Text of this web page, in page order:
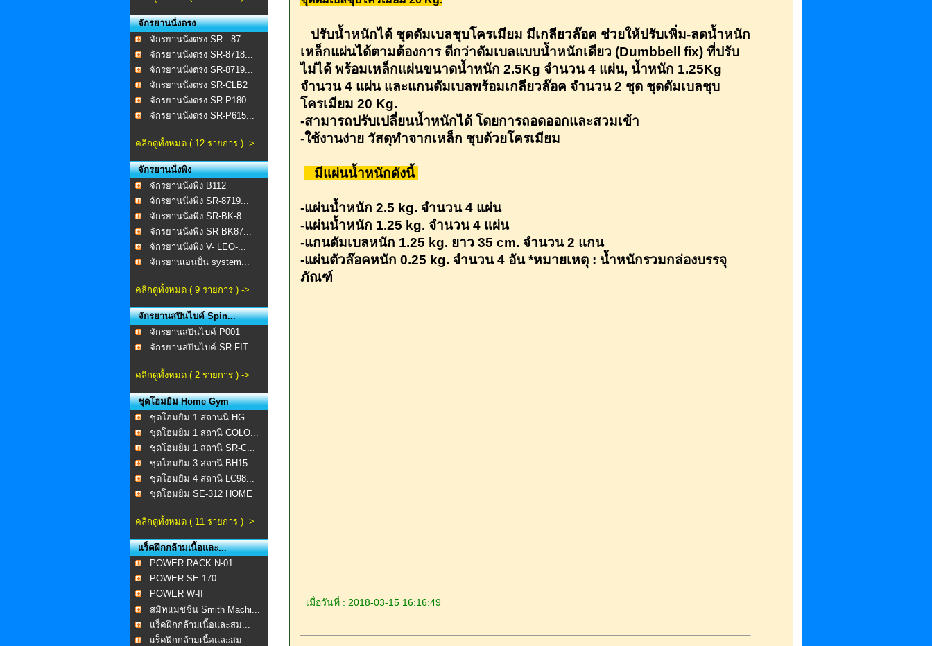
จักรยานนั่งตรง
จักรยานนั่งตรง SR - 87...
จักรยานนั่งตรง SR-8718...
จักรยานนั่งตรง SR-8719...
จักรยานนั่งตรง SR-CLB2
จักรยานนั่งตรง SR-P180
จักรยานนั่งตรง SR-P615...
คลิกดูทั้งหมด ( 12 รายการ ) ->
จักรยานนั่งพิง
จักรยานนั่งพิง B112
จักรยานนั่งพิง SR-8719...
จักรยานนั่งพิง SR-BK-8...
จักรยานนั่งพิง SR-BK87...
จักรยานนั่งพิง V- LEO-...
จักรยานเอนปั่น system...
คลิกดูทั้งหมด ( 9 รายการ ) ->
จักรยานสปินไบค์ Spin...
จักรยานสปินไบค์ P001
จักรยานสปินไบค์ SR FIT...
คลิกดูทั้งหมด ( 2 รายการ ) ->
ชุดโฮมยิม Home Gym
ชุดโฮมยิม 1 สถานนี HG...
ชุดโฮมยิม 1 สถานี COLO...
ชุดโฮมยิม 1 สถานี SR-C...
ชุดโฮมยิม 3 สถานี BH15...
ชุดโฮมยิม 4 สถานี LC98...
ชุดโฮมยิม SE-312 HOME
คลิกดูทั้งหมด ( 11 รายการ ) ->
แร็คฝึกกล้ามเนื้อและ...
POWER RACK N-01
POWER SE-170
POWER W-II
สมิทแมชชีน Smith Machi...
แร็คฝึกกล้ามเนื้อและสม...
แร็คฝึกกล้ามเนื้อและสม...
ปรับน้ำหนักได้ ชุดดัมเบลชุบโครเมียม มีเกลียวล๊อค ช่วยให้ปรับเพิ่ม-ลดน้ำหนัก
เหล็กแผ่นได้ตามต้องการ ดีกว่าดัมเบลแบบน้ำหนักเดียว (Dumbbell fix) ที่ปรับ
ไม่ได้ พร้อมเหล็กแผ่นขนาดน้ำหนัก 2.5Kg จำนวน 4 แผ่น, น้ำหนัก 1.25Kg
จำนวน 4 แผ่น และแกนดัมเบลพร้อมเกลียวล๊อค จำนวน 2 ชุด ชุดดัมเบลชุบ
โครเมียม 20 Kg.
-สามารถปรับเปลี่ยนน้ำหนักได้ โดยการถอดออกและสวมเข้า
-ใช้งานง่าย วัสดุทำจากเหล็ก ชุบด้วยโครเมียม
มีแผ่นน้ำหนักดังนี้
-แผ่นน้ำหนัก 2.5 kg. จำนวน 4 แผ่น
-แผ่นน้ำหนัก 1.25 kg. จำนวน 4 แผ่น
-แกนดัมเบลหนัก 1.25 kg. ยาว 35 cm. จำนวน 2 แกน
-แผ่นตัวล๊อคหนัก 0.25 kg. จำนวน 4 อัน *หมายเหตุ : น้ำหนักรวมกล่องบรรจุ
ภัณฑ์
เมื่อวันที่ : 2018-03-15 16:16:49